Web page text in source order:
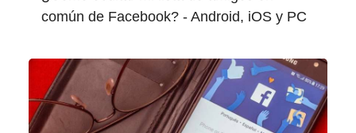
común de Facebook? - Android, iOS y PC